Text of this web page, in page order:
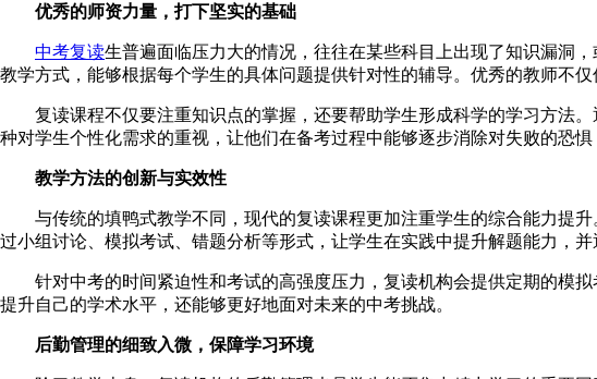
优秀的师资力量，打下坚实的基础
中考复读生普遍面临压力大的情况，往往在某些科目上出现了知识漏洞
教学方式，能够根据每个学生的具体问题提供针对性的辅导。优秀的教师不
复读课程不仅要注重知识点的掌握，还要帮助学生形成科学的学习方法。
种对学生个性化需求的重视，让他们在备考过程中能够逐步消除对失败的恐惧
教学方法的创新与实效性
与传统的填鸭式教学不同，现代的复读课程更加注重学生的综合能力提升
过小组讨论、模拟考试、错题分析等形式，让学生在实践中提升解题能力，并
针对中考的时间紧迫性和考试的高强度压力，复读机构会提供定期的模拟
提升自己的学术水平，还能够更好地面对未来的中考挑战。
后勤管理的细致入微，保障学习环境